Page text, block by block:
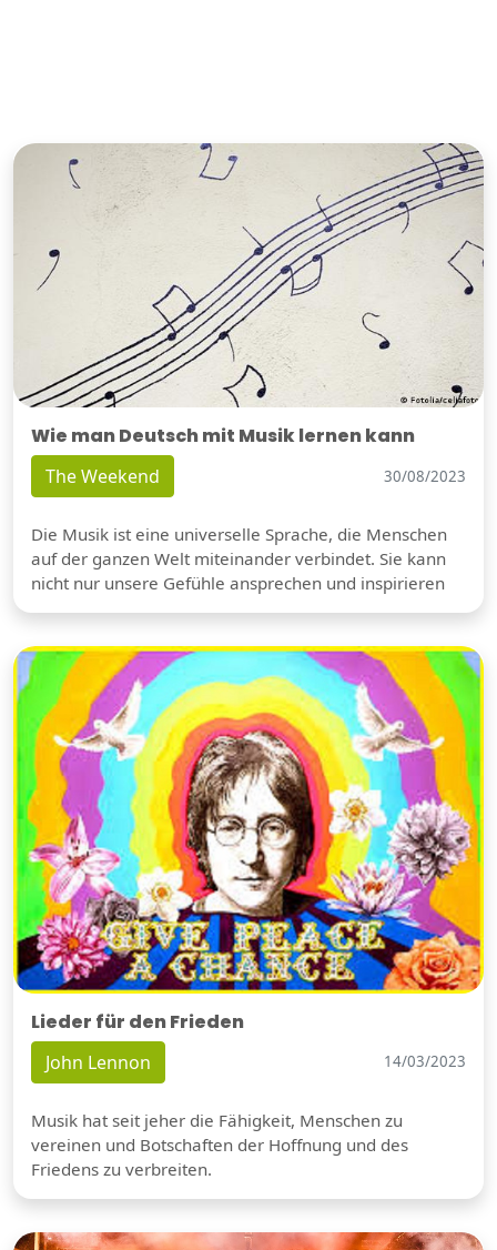
Wie man Deutsch mit Musik lernen kann
The Weekend 30/08/2023
Die Musik ist eine universelle Sprache, die Menschen
auf der ganzen Welt miteinander verbindet. Sie kann
nicht nur unsere Gefühle ansprechen und inspirieren
Lieder für den Frieden
John Lennon 14/03/2023
Musik hat seit jeher die Fähigkeit, Menschen zu
vereinen und Botschaften der Hoffnung und des
Friedens zu verbreiten.